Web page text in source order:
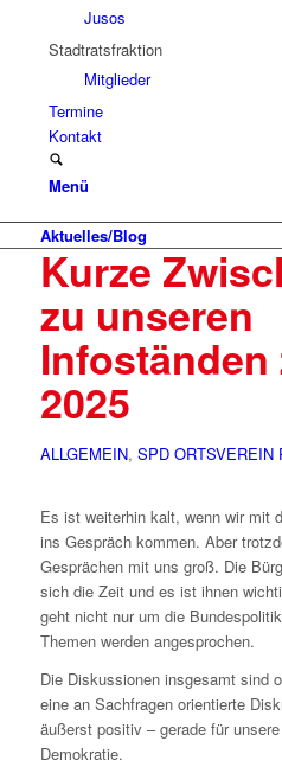
Jusos
Stadtratsfraktion
Mitglieder
Termine
Kontakt
Menü
Aktuelles/Blog
Kurze
zu unseren
Infoständen
2025
ALLGEMEIN, SPD ORTSVEREIN
Es ist weiterhin kalt, wenn wir mit
ins Gespräch kommen. Aber
Gesprächen mit uns groß. Die
sich die Zeit und es ist ihnen
geht nicht nur um die
Themen werden angesprochen.
Die Diskussionen insgesamt sind
eine an Sachfragen orientierte
äußerst positiv – gerade für
Demokratie.